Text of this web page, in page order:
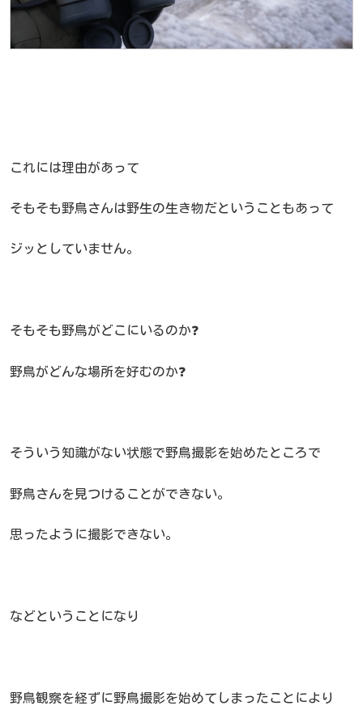
これには理由があって
そもそも野鳥さんは野生の生き物だということもあって
ジッとしていません。
そもそも野鳥がどこにいるのか❓
野鳥がどんな場所を好むのか❓
そういう知識がない状態で野鳥撮影を始めたところで
野鳥さんを見つけることができない。
思ったように撮影できない。
などということになり
野鳥観察を経ずに野鳥撮影を始めてしまったことにより